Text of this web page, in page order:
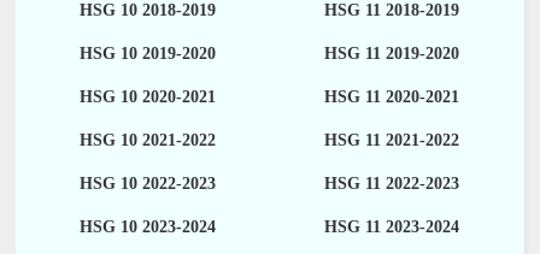
HSG 10 2018-2019 HSG 11 2018-2019
HSG 10 2019-2020 HSG 11 2019-2020
HSG 10 2020-2021 HSG 11 2020-2021
HSG 10 2021-2022 HSG 11 2021-2022
HSG 10 2022-2023 HSG 11 2022-2023
HSG 10 2023-2024 HSG 11 2023-2024